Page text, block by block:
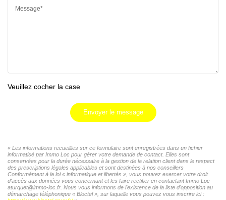
Message*
Veuillez cocher la case
Envoyer le message
« Les informations recueillies sur ce formulaire sont enregistrées dans un fichier
informatisé par Immo Loc pour gérer votre demande de contact. Elles sont
conservées pour la durée nécessaire à la gestion de la relation client dans le respect
des prescriptions légales applicables et sont destinées à nos conseillers
Conformément à la loi « informatique et libertés », vous pouvez exercer votre droit
d'accès aux données vous concernant et les faire rectifier en contactant Immo Loc
aturquet@immo-loc.fr. Nous vous informons de l'existence de la liste d'opposition au
démarchage téléphonique « Bloctel », sur laquelle vous pouvez vous inscrire ici :